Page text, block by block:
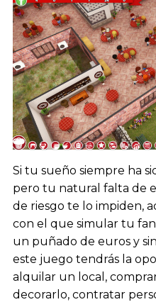
Si tu sueño siempre ha
pero tu natural falta de
de riesgo te lo impiden,
con el que simular tu
un puñado de euros y
este juego tendrás la
alquilar un local,
decorarlo, contratar